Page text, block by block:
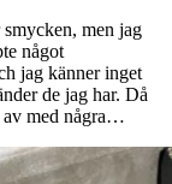
men jag
något
jag känner inget
de jag har. Då
av med några…